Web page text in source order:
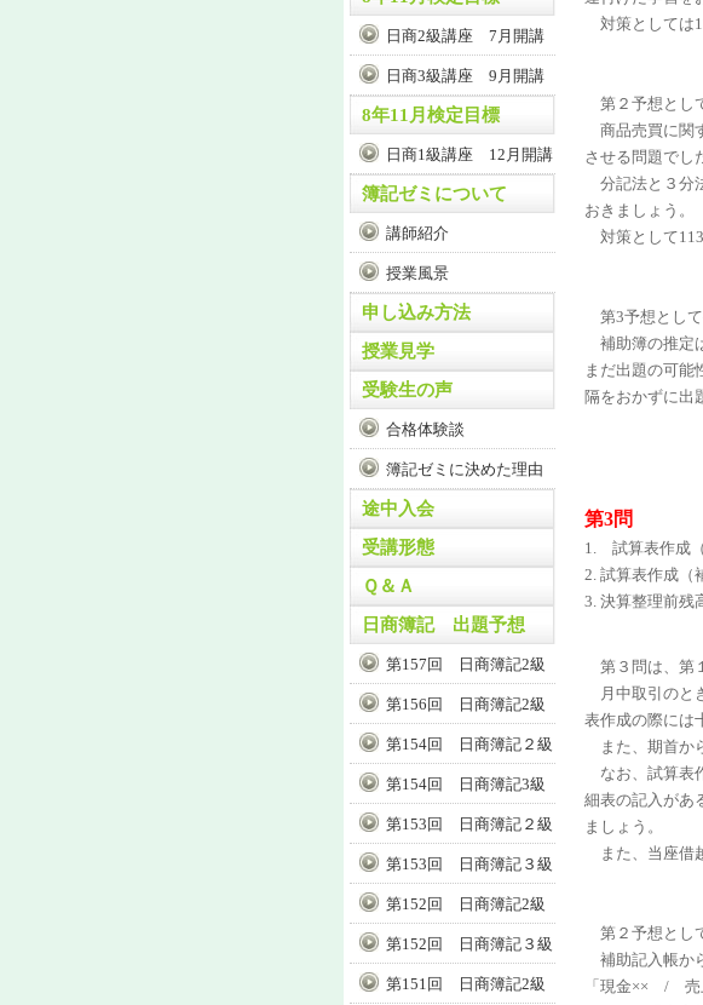
日商2級講座 7月開講
日商3級講座 9月開講
8年11月検定目標
日商1級講座 12月開講
簿記ゼミについて
講師紹介
授業風景
申し込み方法
授業見学
受験生の声
合格体験談
簿記ゼミに決めた理由
途中入会
受講形態
Ｑ＆Ａ
日商簿記 出題予想
第157回 日商簿記2級
第156回 日商簿記2級
第154回 日商簿記２級
第154回 日商簿記3級
第153回 日商簿記２級
第153回 日商簿記３級
第152回 日商簿記2級
第152回 日商簿記３級
第151回 日商簿記2級
対策としては
第２予想とし
商品売買に関
させる問題でし
分記法と３分
おきましょう。
対策として113
第3予想として
補助簿の推定
まだ出題の可能
隔をおかずに出
第3問
1. 試算表作成（
2. 試算表作成（
3. 決算整理前残
第３問は、第
月中取引のと
表作成の際には
また、期首か
なお、試算表
細表の記入があ
ましょう。
また、当座借
第２予想とし
補助記入帳か
「現金×× / 売